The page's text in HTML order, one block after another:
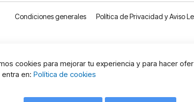
Condiciones generales Política de Privacidad y Aviso
cookies para mejorar tu experiencia y para hacer
en: Política de cookies